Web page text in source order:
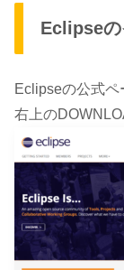
Eclipseの
Eclipseの公式ペ
右上の